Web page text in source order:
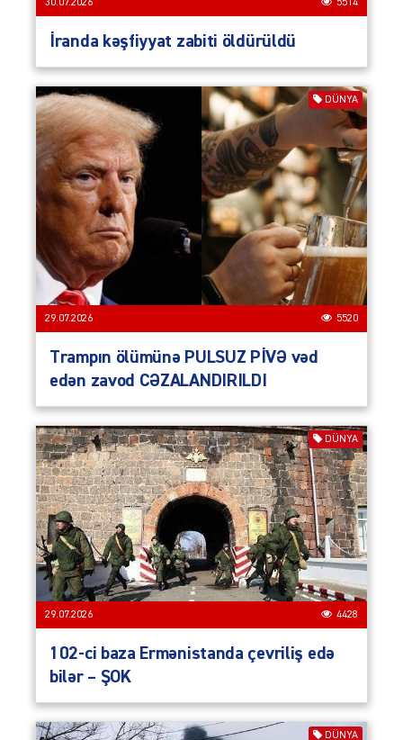
30.07.2026 5514
İranda kəşfiyyat zabiti öldürüldü
DÜNYA
29.07.2026 5520
Trampın ölümünə PULSUZ PİVƏ vəd
edən zavod CƏZALANDIRILDI
DÜNYA
29.07.2026 4428
102-ci baza Ermənistanda çevriliş edə
bilər – ŞOK
DÜNYA